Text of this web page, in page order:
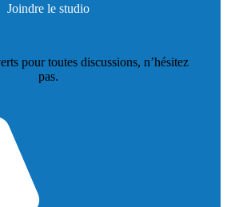
Joindre le studio
pour toutes discussions, n’hésitez
pas.